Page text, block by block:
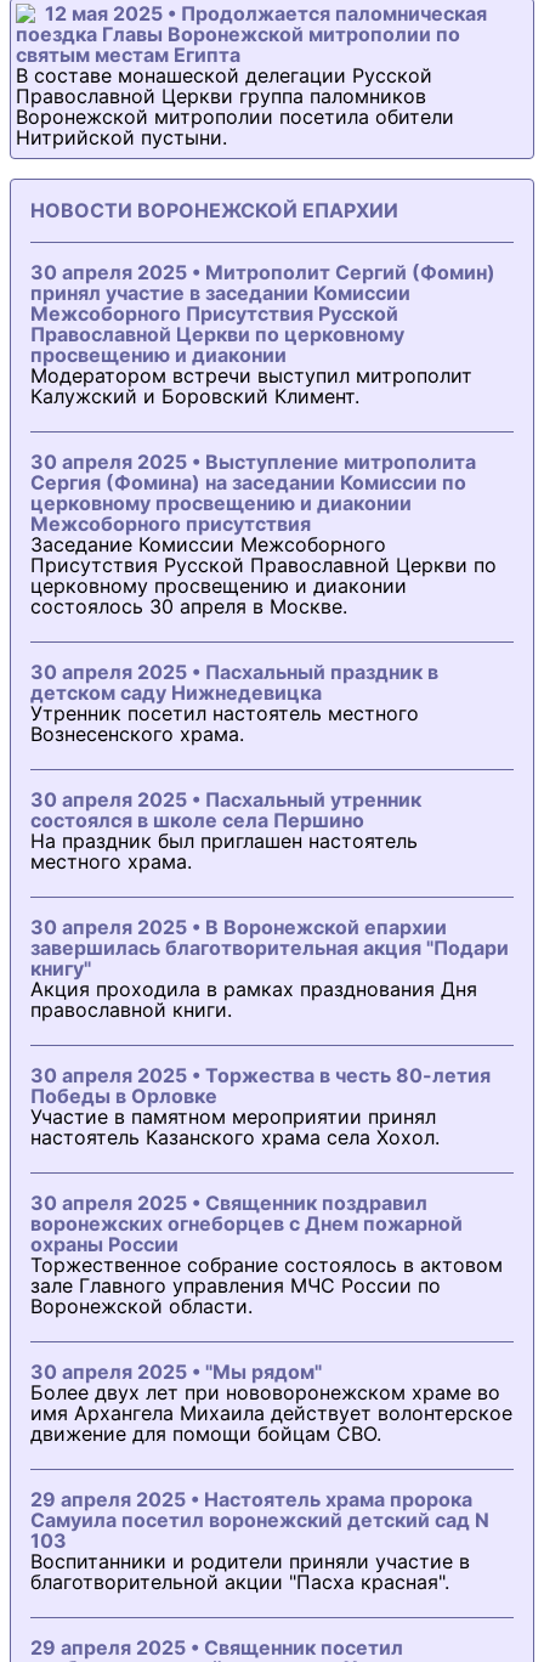
12 мая 2025 • Продолжается паломническая
поездка Главы Воронежской митрополии по
святым местам Египта
В составе монашеской делегации Русской
Православной Церкви группа паломников
Воронежской митрополии посетила обители
Нитрийской пустыни.
НОВОСТИ ВОРОНЕЖСКОЙ ЕПАРХИИ
30 апреля 2025 • Митрополит Сергий (Фомин)
принял участие в заседании Комиссии
Межсоборного Присутствия Русской
Православной Церкви по церковному
просвещению и диаконии
Модератором встречи выступил митрополит
Калужский и Боровский Климент.
30 апреля 2025 • Выступление митрополита
Сергия (Фомина) на заседании Комиссии по
церковному просвещению и диаконии
Межсоборного присутствия
Заседание Комиссии Межсоборного
Присутствия Русской Православной Церкви по
церковному просвещению и диаконии
состоялось 30 апреля в Москве.
30 апреля 2025 • Пасхальный праздник в
детском саду Нижнедевицка
Утренник посетил настоятель местного
Вознесенского храма.
30 апреля 2025 • Пасхальный утренник
состоялся в школе села Першино
На праздник был приглашен настоятель
местного храма.
30 апреля 2025 • В Воронежской епархии
завершилась благотворительная акция "Подари
книгу"
Акция проходила в рамках празднования Дня
православной книги.
30 апреля 2025 • Торжества в честь 80-летия
Победы в Орловке
Участие в памятном мероприятии принял
настоятель Казанского храма села Хохол.
30 апреля 2025 • Священник поздравил
воронежских огнеборцев с Днем пожарной
охраны России
Торжественное собрание состоялось в актовом
зале Главного управления МЧС России по
Воронежской области.
30 апреля 2025 • "Мы рядом"
Более двух лет при нововоронежском храме во
имя Архангела Михаила действует волонтерское
движение для помощи бойцам СВО.
29 апреля 2025 • Настоятель храма пророка
Самуила посетил воронежский детский сад N
103
Воспитанники и родители приняли участие в
благотворительной акции "Пасха красная".
29 апреля 2025 • Священник посетил